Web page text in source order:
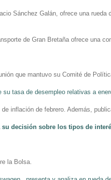
Sánchez Galán, ofrece una
de Gran Bretaña ofrece una
que mantuvo su Comité de
tasa de desempleo relativas a
inflación de febrero. Además,
decisión sobre los tipos de
la Bolsa.